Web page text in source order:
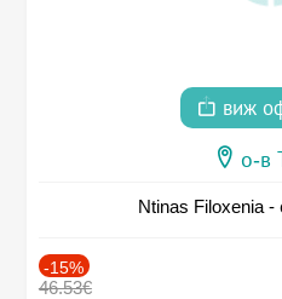
виж
о-в
Ntinas Filoxenia -
-15%
46.53€